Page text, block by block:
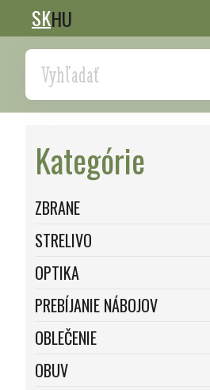
SKHU
Search
Kategórie
ZBRANE
STRELIVO
OPTIKA
PREBÍJANIE NÁBOJOV
OBLEČENIE
OBUV